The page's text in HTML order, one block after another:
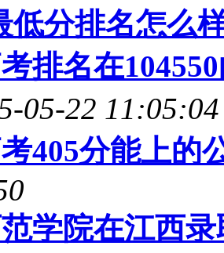
低分排名怎么
排名在
05-22 11:05:04
405分能上的
学院在江西